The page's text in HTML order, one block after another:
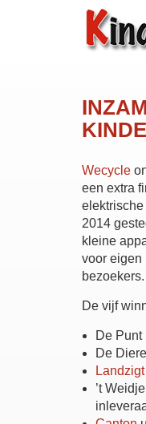
Wecycle
een extra
2014
kleine
voor eigen
bezoekers.
De vijf
De Punt
De
Landzigt
’t